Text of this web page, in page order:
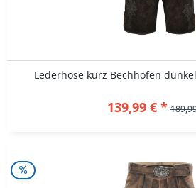
Lederhose kurz Bechhofen
139,99 € *